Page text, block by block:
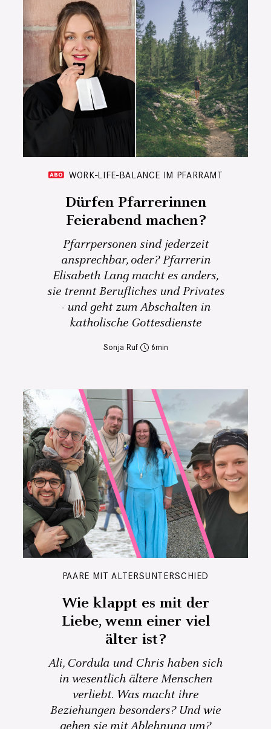
WORK-LIFE-BALANCE IM PFARRAMT
Dürfen Pfarrerinnen
Feierabend machen?
Pfarrpersonen sind jederzeit
ansprechbar, oder? Pfarrerin
Elisabeth Lang macht es anders,
sie trennt Berufliches und Privates
- und geht zum Abschalten in
katholische Gottesdienste
Sonja Ruf 6
PAARE MIT ALTERSUNTERSCHIED
Wie klappt es mit der
Liebe, wenn einer viel
älter ist?
Ali, Cordula und Chris haben sich
in wesentlich ältere Menschen
verliebt. Was macht ihre
Beziehungen besonders? Und wie